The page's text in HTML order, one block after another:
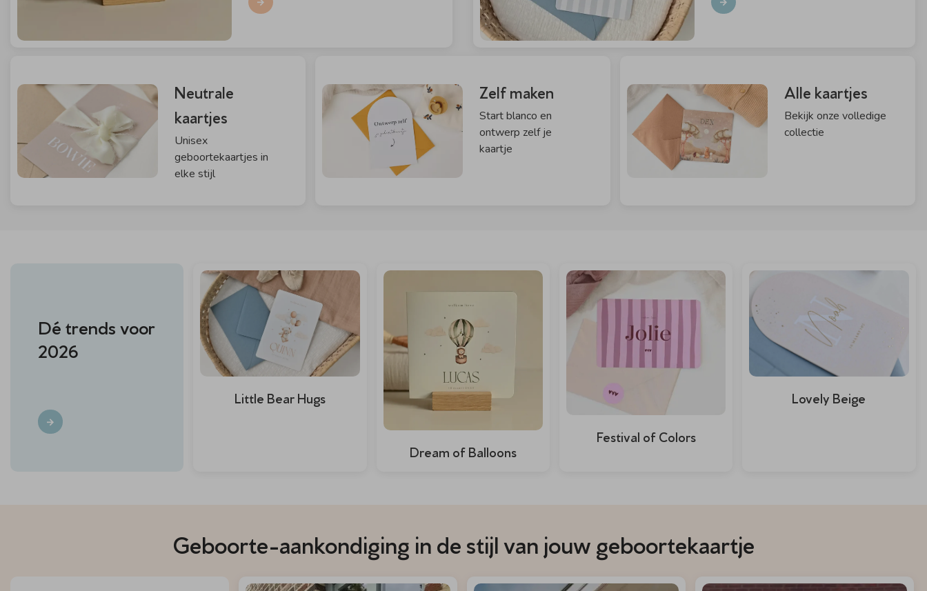
Neutrale
kaartjes
Unisex
geboortekaartjes in
elke stijl
Zelf maken
Start blanco en
ontwerp zelf je
kaartje
Alle kaartjes
Bekijk onze volledige
collectie
Dé trends voor
2026
Little Bear Hugs
Dream of Balloons
Festival of Colors
Lovely Beige
Geboorte-aankondiging in de stijl van jouw geboortekaartje